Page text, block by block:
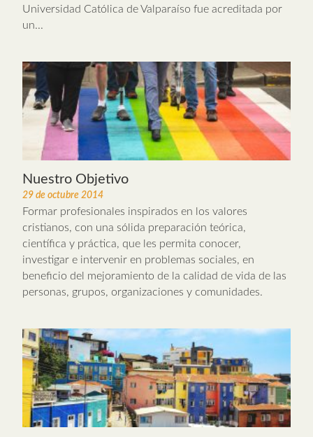
Universidad Católica de Valparaíso fue acreditada por
un...
Nuestro Objetivo
29 de octubre 2014
Formar profesionales inspirados en los valores
cristianos, con una sólida preparación teórica,
científica y práctica, que les permita conocer,
investigar e intervenir en problemas sociales, en
beneficio del mejoramiento de la calidad de vida de las
personas, grupos, organizaciones y comunidades.